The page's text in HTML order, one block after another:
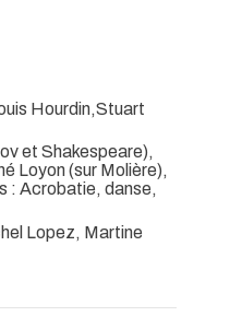
Hourdin,Stuart
et Shakespeare),
Loyon (sur Molière),
: Acrobatie, danse,
Lopez, Martine